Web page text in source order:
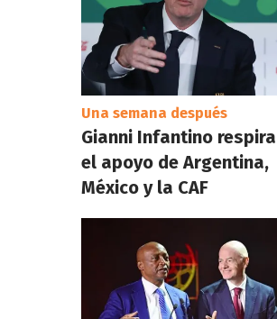
Una semana después
Gianni Infantino
el apoyo de Argentina,
México y la CAF